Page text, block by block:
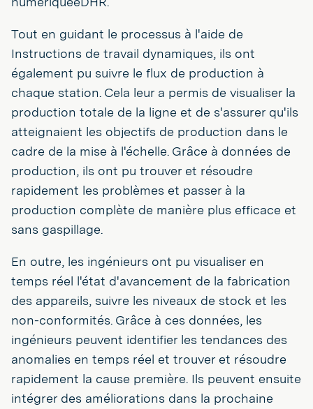
Tout en guidant le processus à l'aide de
Instructions de travail dynamiques, ils ont
également pu suivre le flux de production à
chaque station. Cela leur a permis de visualiser la
production totale de la ligne et de s'assurer qu'ils
atteignaient les objectifs de production dans le
cadre de la mise à l'échelle. Grâce à données de
production, ils ont pu trouver et résoudre
rapidement les problèmes et passer à la
production complète de manière plus efficace et
sans gaspillage.
En outre, les ingénieurs ont pu visualiser en
temps réel l'état d'avancement de la fabrication
des appareils, suivre les niveaux de stock et les
non-conformités. Grâce à ces données, les
ingénieurs peuvent identifier les tendances des
anomalies en temps réel et trouver et résoudre
rapidement la cause première. Ils peuvent ensuite
intégrer des améliorations dans la prochaine